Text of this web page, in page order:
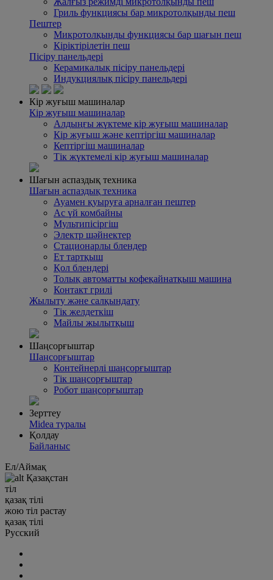
Гриль функциясы бар микротолқынды пеш
Пештер
Микротолқынды функциясы бар шағын пеш
Кіріктірілетін пеш
Пісіру панельдері
Керамикалық пісіру панельдері
Индукциялық пісіру панельдері
Кір жуғыш машиналар
Кір жуғыш машиналар
Алдыңғы жүктеме кір жуғыш машиналар
Кір жуғыш және кептіргіш машиналар
Кептіргіш машиналар
Тік жүктемелі кір жуғыш машиналар
Шағын аспаздық техника
Шағын аспаздық техника
Ауамен қуыруға арналған пештер
Ас үй комбайны
Mультипісіргіш
Электр шәйнектер
Стационарлы блендер
Ет тартқыш
Қол блендері
Толық автоматты кофеқайнатқыш машина
Контакт грилі
Жылыту және салқындату
Тік желдеткіш
Майлы жылытқыш
Шаңсорғыштар
Шаңсорғыштар
Контейнерлі шаңсорғыштар
Тік шаңсорғыштар
Робот шаңсорғыштар
Зерттеу
Midea туралы
Қолдау
Байланыс
Ел/Аймақ
Қазақстан
тіл
қазақ тілі
жою тіл растау
қазақ тілі
Русский